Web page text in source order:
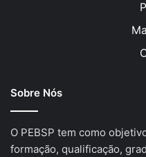
Sobre Nós
O PEBSP tem como
formação, qualificação,